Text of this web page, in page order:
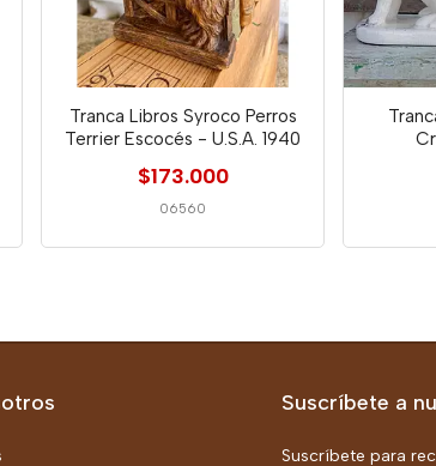
Tranca Libros Syroco Perros
Terrier Escocés - U.S.A. 1940
$173.000
06560
Suscríbete a
Suscríbete para